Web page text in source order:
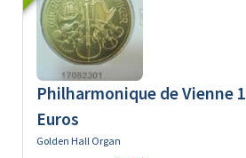
Philharmonique de Vienne
Euros
Golden Hall Organ